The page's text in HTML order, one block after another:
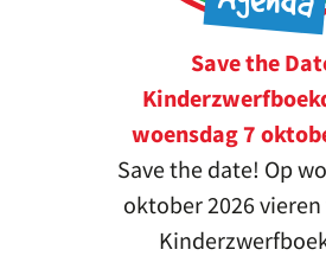
Save the
woensdag 7
Save the date! Op
oktober 2026